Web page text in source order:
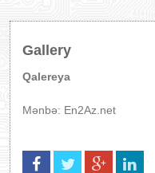
Gallery
Qalereya
Mənbə: En2Az.net